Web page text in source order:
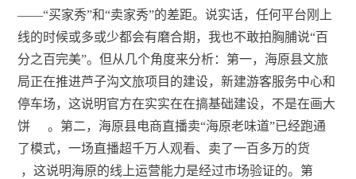
——“买家秀”和“卖家秀”的差距。说实话，任何平台刚上
线的时候或多或少都会有磨合期，我也不敢拍胸脯说“百
分之百完美”。但从几个角度来分析：第一，海原县文旅
局正在推进芦子沟文旅项目的建设，新建游客服务中心和
停车场，这说明官方在实实在在搞基础建设，不是在画大
饼
。第二，海原县电商直播卖“海原老味道”已经跑通
了模式，一场直播超千万人观看、卖了一百多万的货
，这说明海原的线上运营能力是经过市场验证的。第